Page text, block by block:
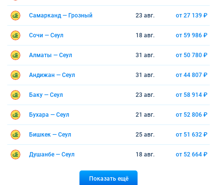
Самарканд — Грозный 23 авг. от 27 139 ₽
Сочи — Сеул 18 авг. от 59 986 ₽
Алматы — Сеул 31 авг. от 50 780 ₽
Андижан — Сеул 31 авг. от 44 807 ₽
Баку — Сеул 23 авг. от 58 914 ₽
Бухара — Сеул 21 авг. от 52 806 ₽
Бишкек — Сеул 25 авг. от 51 632 ₽
Душанбе — Сеул 18 авг. от 52 664 ₽
Показать ещё